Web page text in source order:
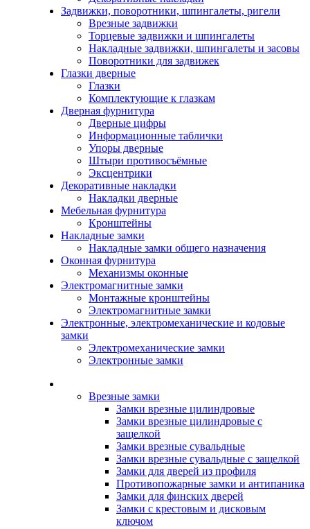
Задвижки, поворотники, шпингалеты, ригели
Врезные задвижки
Торцевые задвижки и шпингалеты
Накладные задвижки, шпингалеты и засовы
Поворотники для задвижек
Глазки дверные
Глазки
Комплектующие к глазкам
Дверная фурнитура
Дверные цифры
Информационные таблички
Упоры дверные
Штыри противосъёмные
Эксцентрики
Декоративные накладки
Накладки дверные
Мебельная фурнитура
Кронштейны
Накладные замки
Накладные замки общего назначения
Оконная фурнитура
Механизмы оконные
Электромагнитные замки
Монтажные кронштейны
Электромагнитные замки
Электронные, электромеханические и кодовые
замки
Электромеханические замки
Электронные замки
Врезные замки
Замки врезные цилиндровые
Замки врезные цилиндровые с
защелкой
Замки врезные сувальдные
Замки врезные сувальдные с защелкой
Замки для дверей из профиля
Противопожарные замки и антипаника
Замки для финских дверей
Замки с крестовым и дисковым
ключом